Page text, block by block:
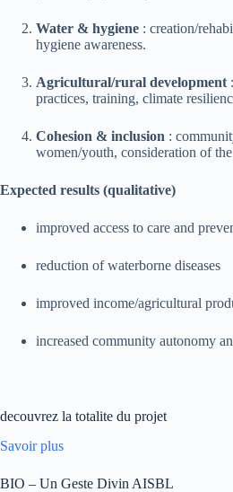
Water & hygiene : creation/
hygiene awareness.
Agricultural/rural development
practices, training, climate
Cohesion & inclusion :
women/youth, consideration of
Expected results (qualitative)
improved access to care and
reduction of waterborne diseases
improved income/agricultural
increased community autonomy
decouvrez la totalite du projet
Savoir plus
BIO – Un Geste Divin AISBL